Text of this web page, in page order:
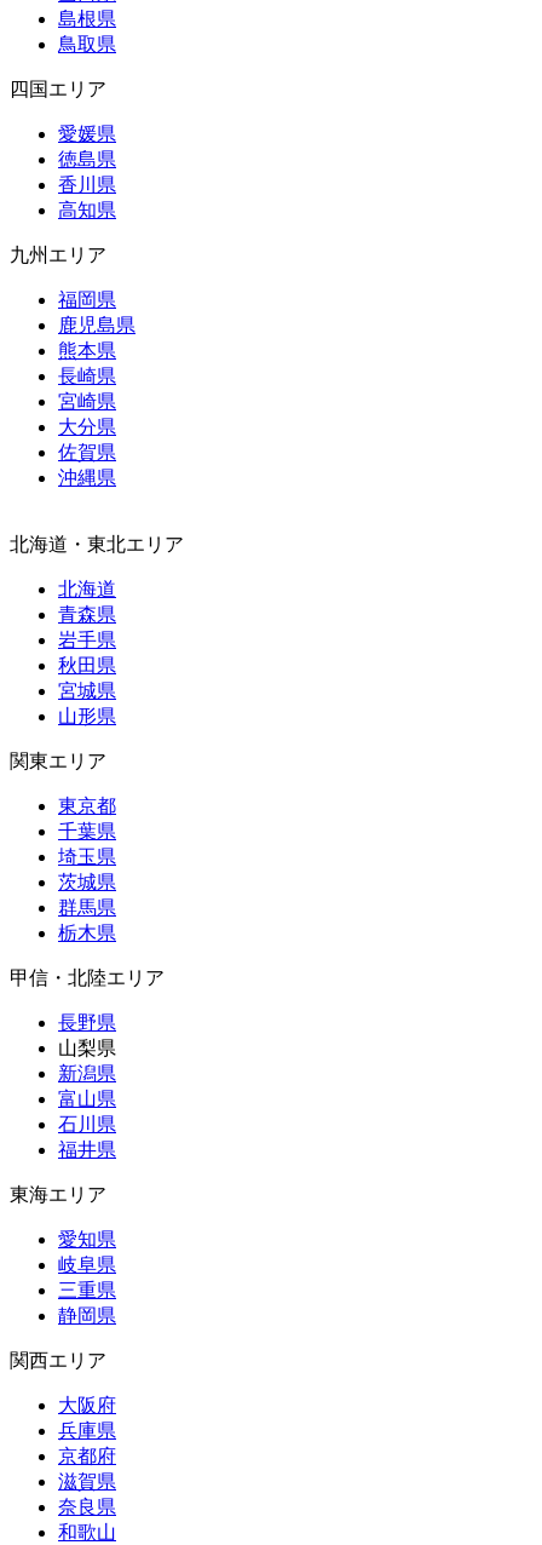
島根県
鳥取県
四国エリア
愛媛県
徳島県
香川県
高知県
九州エリア
福岡県
鹿児島県
熊本県
長崎県
宮崎県
大分県
佐賀県
沖縄県
北海道・東北エリア
北海道
青森県
岩手県
秋田県
宮城県
山形県
関東エリア
東京都
千葉県
埼玉県
茨城県
群馬県
栃木県
甲信・北陸エリア
長野県
山梨県
新潟県
富山県
石川県
福井県
東海エリア
愛知県
岐阜県
三重県
静岡県
関西エリア
大阪府
兵庫県
京都府
滋賀県
奈良県
和歌山